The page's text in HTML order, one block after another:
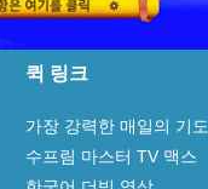
퀵 링크
가장 강력한 매일의 기도
수프림 마스터 TV 맥스